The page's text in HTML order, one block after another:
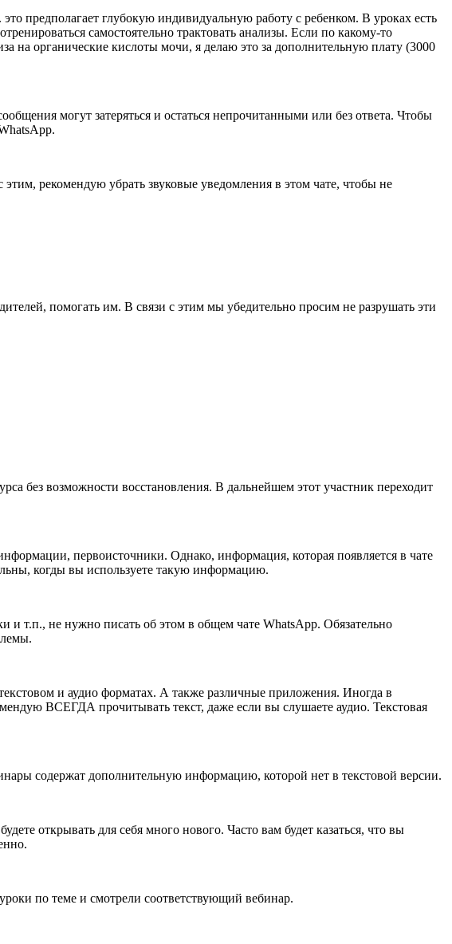
предполагает глубокую индивидуальную работу с ребенком. В уроках есть
самостоятельно трактовать анализы. Если по какому-то
на органические кислоты мочи, я делаю это за дополнительную плату (3000
могут затеряться и остаться непрочитанными или без ответа. Чтобы
рекомендую убрать звуковые уведомления в этом чате, чтобы не
помогать им. В связи с этим мы убедительно просим не разрушать эти
без возможности восстановления. В дальнейшем этот участник переходит
первоисточники. Однако, информация, которая появляется в чате
когды вы используете такую информацию.
и т.п., не нужно писать об этом в общем чате WhatsApp. Обязательно
и аудио форматах. А также различные приложения. Иногда в
ВСЕГДА прочитывать текст, даже если вы слушаете аудио. Текстовая
содержат дополнительную информацию, которой нет в текстовой версии.
открывать для себя много нового. Часто вам будет казаться, что вы
по теме и смотрели соответствующий вебинар.